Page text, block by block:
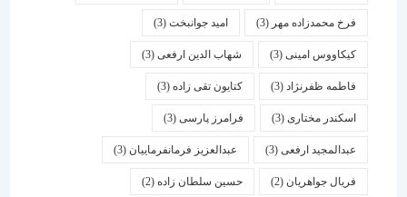
فرخ محمدزاده مهر(3) امید جوانبخت(3)
کیکاووس امینی(3) شهاب الدین ارفعی(3)
فاطمه ظفرنژاد(3) کتایون تقی زاده(3)
اسكندر مختاری (3) فرامرز پارسی(3)
عبدالمجید ارفعی(3) عبدالعزیز فرمانفرماییان(3)
فریال جواهریان(2) حسین سلطان زاده(2)